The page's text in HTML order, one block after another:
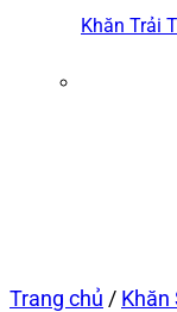
Khăn Trải
Trang chủ / Khăn